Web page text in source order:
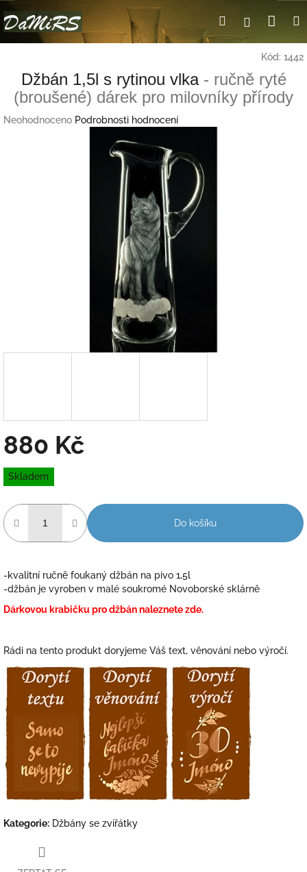
na
obsah
HledatPřihlášení
Kód: 1442
Džbán 1,5l s rytinou vlka - ručně ryté
(broušené) dárek pro milovníky přírody
Průměrné
Neohodnoceno Podrobnosti hodnocení
880 Kč
Měrná
cena:
Skladem
Do košíku
-kvalitní ručně foukaný džbán na pivo 1,5l
-džbán je vyroben v malé soukromé Novoborské sklárně
Dárkovou krabičku pro džbán naleznete zde.
Rádi na tento produkt doryjeme Váš text, věnování nebo výročí.
Kategorie: Džbány se zvířátky